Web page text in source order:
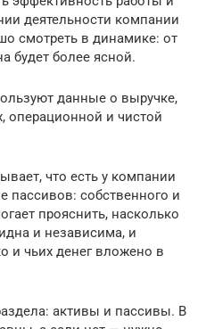
деятельности компании
смотреть в динамике: от
будет более ясной.
данные о выручке,
операционной и чистой
что есть у компании
пассивов: собственного и
прояснить, насколько
и независима, и
и чьих денег вложено в
активы и пассивы. В